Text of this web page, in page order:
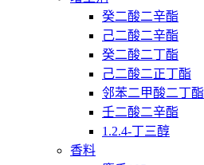
癸二酸二辛酯
己二酸二辛酯
癸二酸二丁酯
己二酸二正丁酯
邻苯二甲酸二丁酯
壬二酸二辛酯
1.2.4-丁三醇
香料